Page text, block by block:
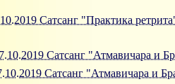
Сатсанг "Практика
Сатсанг "Атмавичара и
Сатсанг "Атмавичара и